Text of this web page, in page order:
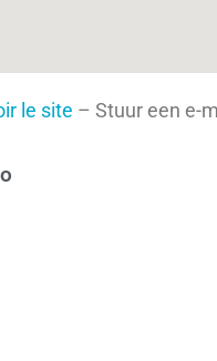
le site – Stuur een e-